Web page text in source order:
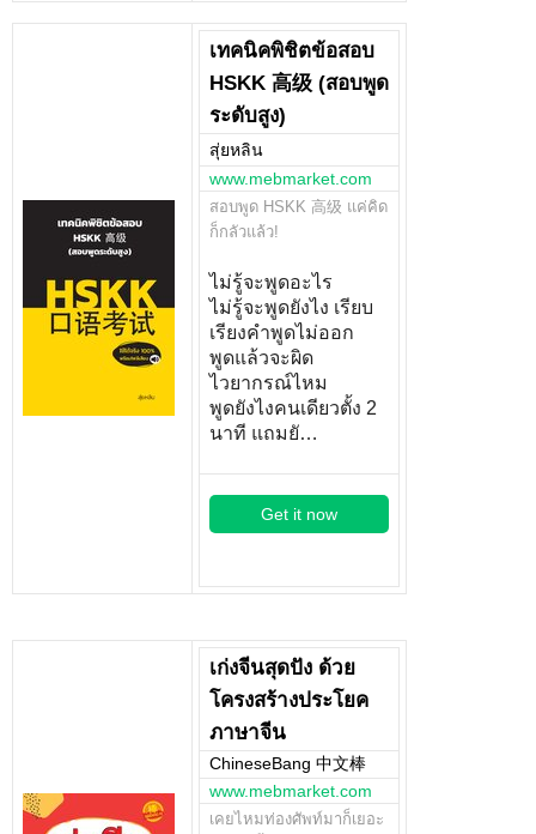
เทคนิคพิชิตข้อสอบ
HSKK 高级 (สอบพูด
ระดับสูง)
สุ่ยหลิน
www.mebmarket.com
สอบพูด HSKK 高级 แค่คิด
ก็กลัวแล้ว!
ไม่รู้จะพูดอะไร
ไม่รู้จะพูดยังไง เรียบ
เรียงคำพูดไม่ออก
พูดแล้วจะผิด
ไวยากรณ์ไหม
พูดยังไงคนเดียวตั้ง 2
นาที แถมยั…
Get it now
เก่งจีนสุดปัง ด้วย
โครงสร้างประโยค
ภาษาจีน
ChineseBang 中文棒
www.mebmarket.com
เคยไหมท่องศัพท์มาก็เยอะ